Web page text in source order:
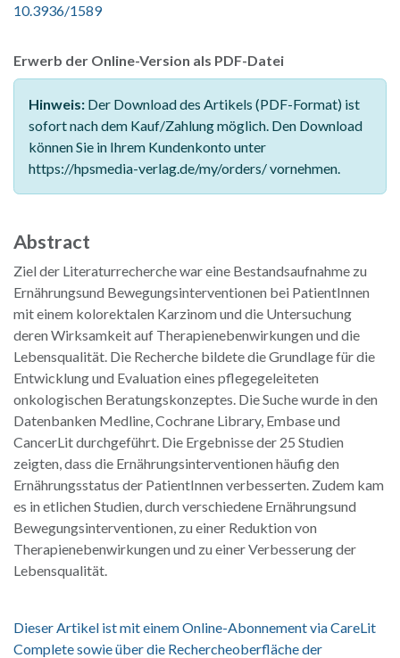
10.3936/1589
Erwerb der Online-Version als PDF-Datei
Hinweis: Der Download des Artikels (PDF-Format) ist
sofort nach dem Kauf/Zahlung möglich. Den Download
können Sie in Ihrem Kundenkonto unter
https://hpsmedia-verlag.de/my/orders/ vornehmen.
Abstract
Ziel der Literaturrecherche war eine Bestandsaufnahme zu
Ernährungsund Bewegungsinterventionen bei PatientInnen
mit einem kolorektalen Karzinom und die Untersuchung
deren Wirksamkeit auf Therapienebenwirkungen und die
Lebensqualität. Die Recherche bildete die Grundlage für die
Entwicklung und Evaluation eines pflegegeleiteten
onkologischen Beratungskonzeptes. Die Suche wurde in den
Datenbanken Medline, Cochrane Library, Embase und
CancerLit durchgeführt. Die Ergebnisse der 25 Studien
zeigten, dass die Ernährungsinterventionen häufig den
Ernährungsstatus der PatientInnen verbesserten. Zudem kam
es in etlichen Studien, durch verschiedene Ernährungsund
Bewegungsinterventionen, zu einer Reduktion von
Therapienebenwirkungen und zu einer Verbesserung der
Lebensqualität.
Dieser Artikel ist mit einem Online-Abonnement via CareLit
Complete sowie über die Rechercheoberfläche der